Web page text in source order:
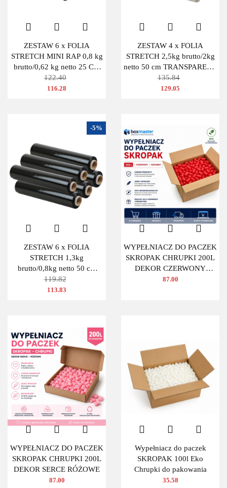
ZESTAW 6 x FOLIA
STRETCH MINI RAP 0,8 kg
brutto/0,62 kg netto 25 CM
CZARNA
122.40
116.28
ZESTAW 4 x FOLIA
STRETCH 2,5kg brutto/2kg
netto 50 cm TRANSPARENT
BEZBARWNA
135.84
129.05
ZESTAW 6 x FOLIA
STRETCH 1,3kg
brutto/0,8kg netto 50 cm
CZARNA
119.82
-5%
113.83
WYPEŁNIACZ DO PACZEK
SKROPAK CHRUPKI 200L
DEKOR CZERWONY
OWAL
87.00
WYPEŁNIACZ DO PACZEK
SKROPAK CHRUPKI 200L
DEKOR SERCE RÓŻOWE
87.00
Wypełniacz do paczek
SKROPAK 100l Eko
Chrupki do pakowania
35.58